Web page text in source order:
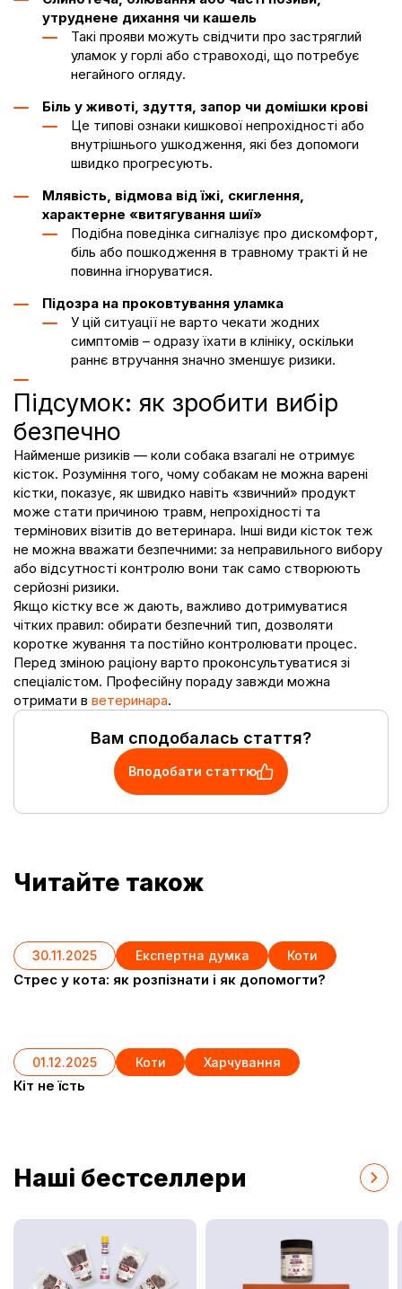
утруднене дихання чи кашель
Такі прояви можуть свідчити про застряглий
уламок у горлі або стравоході, що потребує
негайного огляду.
Біль у животі, здуття, запор чи домішки крові
Це типові ознаки кишкової непрохідності або
внутрішнього ушкодження, які без допомоги
швидко прогресують.
Млявість, відмова від їжі, скиглення,
характерне «витягування шиї»
Подібна поведінка сигналізує про дискомфорт,
біль або пошкодження в травному тракті й не
повинна ігноруватися.
Підозра на проковтування уламка
У цій ситуації не варто чекати жодних
симптомів – одразу їхати в клініку, оскільки
раннє втручання значно зменшує ризики.
Підсумок: як зробити вибір
безпечно
Найменше ризиків — коли собака взагалі не отримує
кісток. Розуміння того, чому собакам не можна варені
кістки, показує, як швидко навіть «звичний» продукт
може стати причиною травм, непрохідності та
термінових візитів до ветеринара. Інші види кісток теж
не можна вважати безпечними: за неправильного вибору
або відсутності контролю вони так само створюють
серйозні ризики.
Якщо кістку все ж дають, важливо дотримуватися
чітких правил: обирати безпечний тип, дозволяти
коротке жування та постійно контролювати процес.
Перед зміною раціону варто проконсультуватися зі
спеціалістом. Професійну пораду завжди можна
отримати в ветеринара.
Вам сподобалась стаття?
Вподобати статтю
Читайте також
30.11.2025 Експертна думка Коти
Cтрес у кота: як розпізнати і як допомогти?
01.12.2025 Коти Харчування
Кіт не їсть
Наші бестселлери